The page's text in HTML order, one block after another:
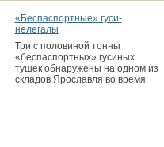
«Беспаспортные» гуси-
нелегалы
Три с половиной тонны
«беспаспортных» гусиных
тушек обнаружены на одном из
складов Ярославля во время